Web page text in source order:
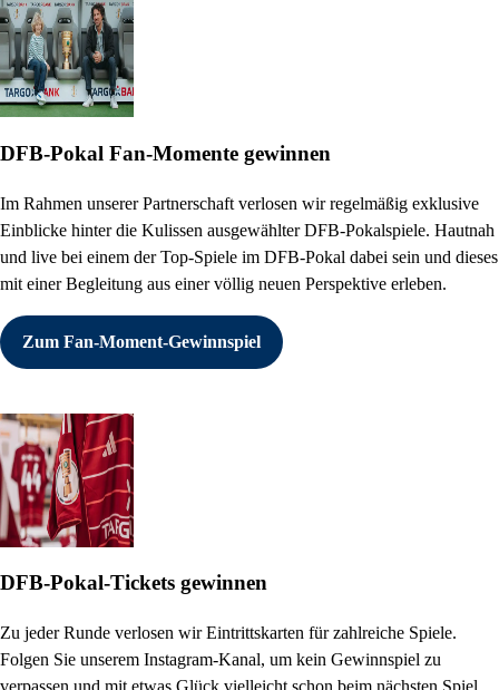
DFB-Pokal Fan-Momente gewinnen
Im Rahmen unserer Partnerschaft verlosen wir regelmäßig exklusive
Einblicke hinter die Kulissen ausgewählter DFB-Pokalspiele. Hautnah
und live bei einem der Top-Spiele im DFB‑Pokal dabei sein und dieses
mit einer Begleitung aus einer völlig neuen Perspektive erleben.
Zum Fan-Moment-Gewinnspiel
DFB-Pokal-Tickets gewinnen
Zu jeder Runde verlosen wir Eintrittskarten für zahlreiche Spiele.
Folgen Sie unserem Instagram-Kanal, um kein Gewinnspiel zu